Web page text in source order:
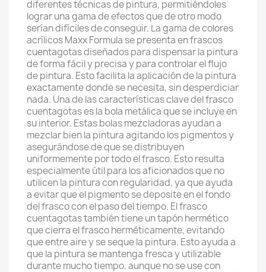
diferentes técnicas de pintura, permitiéndoles
lograr una gama de efectos que de otro modo
serían difíciles de conseguir. La gama de colores
acrílicos Maxx Formula se presenta en frascos
cuentagotas diseñados para dispensar la pintura
de forma fácil y precisa y para controlar el flujo
de pintura. Esto facilita la aplicación de la pintura
exactamente donde se necesita, sin desperdiciar
nada. Una de las características clave del frasco
cuentagotas es la bola metálica que se incluye en
su interior. Estas bolas mezcladoras ayudan a
mezclar bien la pintura agitando los pigmentos y
asegurándose de que se distribuyen
uniformemente por todo el frasco. Esto resulta
especialmente útil para los aficionados que no
utilicen la pintura con regularidad, ya que ayuda
a evitar que el pigmento se deposite en el fondo
del frasco con el paso del tiempo. El frasco
cuentagotas también tiene un tapón hermético
que cierra el frasco herméticamente, evitando
que entre aire y se seque la pintura. Esto ayuda a
que la pintura se mantenga fresca y utilizable
durante mucho tiempo, aunque no se use con